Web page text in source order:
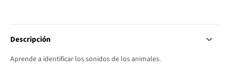
Descripción
Aprende a identificar los sonidos de los animales.